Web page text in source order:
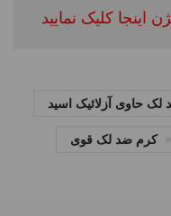
اینجا کلیک نمایید
لک حاوی آزلائیک اسید
کرم ضد لک قوی